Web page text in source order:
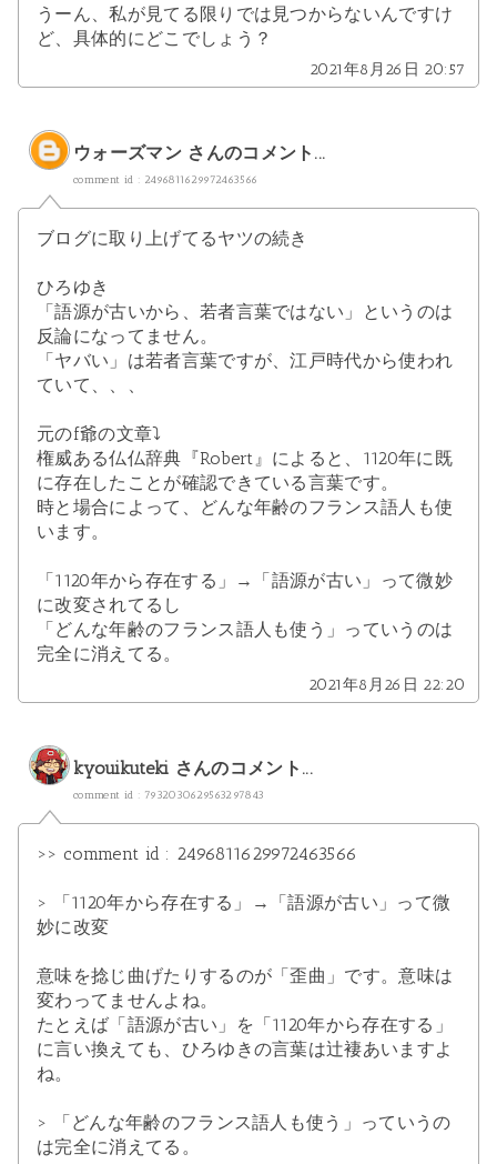
うーん、私が見てる限りでは見つからないんですけ
ど、具体的にどこでしょう？
2021年8月26日 20:57
ウォーズマンさんのコメント...
comment id : 2496811629972463566
ブログに取り上げてるヤツの続き
ひろゆき
「語源が古いから、若者言葉ではない」というのは
反論になってません。
「ヤバい」は若者言葉ですが、江戸時代から使われ
ていて、、、
元のf爺の文章⤵︎
権威ある仏仏辞典『Robert』によると、1120年に既
に存在したことが確認できている言葉です。
時と場合によって、どんな年齢のフランス語人も使
います。
「1120年から存在する」→「語源が古い」って微妙
に改変されてるし
「どんな年齢のフランス語人も使う」っていうのは
完全に消えてる。
2021年8月26日 22:20
kyouikuteki さんのコメント...
comment id : 7932030629563297843
>> comment id : 2496811629972463566
> 「1120年から存在する」→「語源が古い」って微
妙に改変
意味を捻じ曲げたりするのが「歪曲」です。意味は
変わってませんよね。
たとえば「語源が古い」を「1120年から存在する」
に言い換えても、ひろゆきの言葉は辻褄あいますよ
ね。
> 「どんな年齢のフランス語人も使う」っていうの
は完全に消えてる。